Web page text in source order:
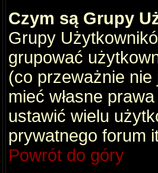
Czym są Grupy
Grupy
grupować
(co przeważnie
mieć własne
ustawić wielu
prywatnego forum
Powrót do góry